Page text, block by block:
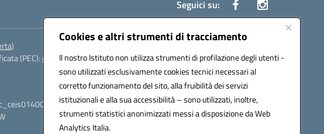
Cookies e altri strumenti di tracciamento
Il nostro Istituto non utilizza strumenti di profilazione degli utenti -
sono utilizzati esclusivamente cookies tecnici necessari al
corretto funzionamento del sito, alla fruibilità dei servizi
istituzionali e alla sua accessibilità – sono utilizzati, inoltre,
strumenti statistici anonimizzati messi a disposizione da Web
Analytics Italia.
Seguici su:
(PEC):ceis014005@pec.istruzione.it